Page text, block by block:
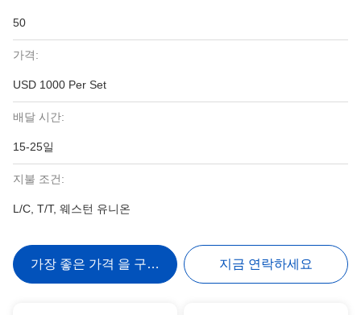
50
가격:
USD 1000 Per Set
배달 시간:
15-25일
지불 조건:
L/C, T/T, 웨스턴 유니온
가장 좋은 가격 을 구하라 지금 연락하세요